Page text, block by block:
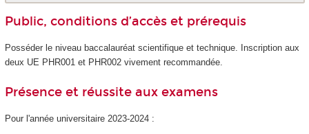
Public, conditions d’accès et prérequis
Posséder le niveau baccalauréat scientifique et technique. Inscription aux
deux UE PHR001 et PHR002 vivement recommandée.
Présence et réussite aux examens
Pour l'année universitaire 2023-2024 :